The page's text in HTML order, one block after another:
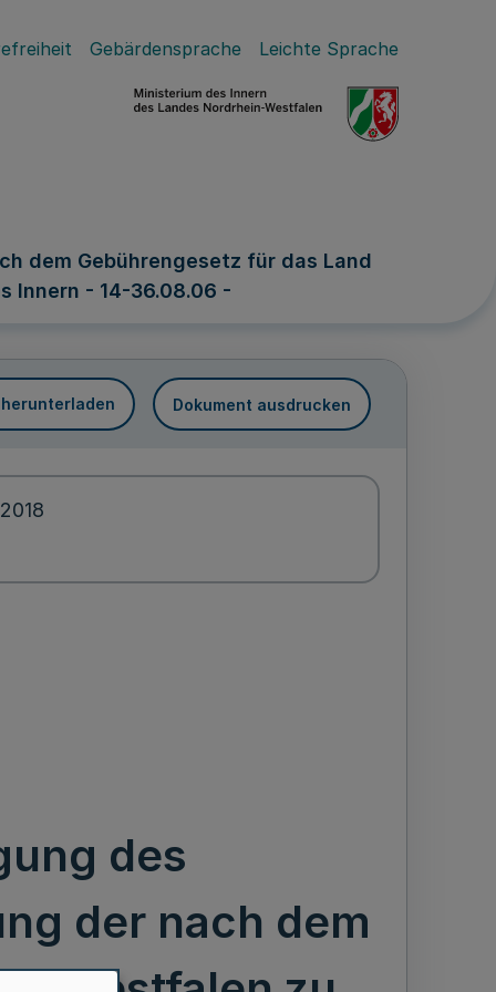
Gebärdensprache Leichte Sprache
dem Gebührengesetz für das Land
Innern - 14-36.08.06 -
herunterladen Dokument ausdrucken
des
der nach dem